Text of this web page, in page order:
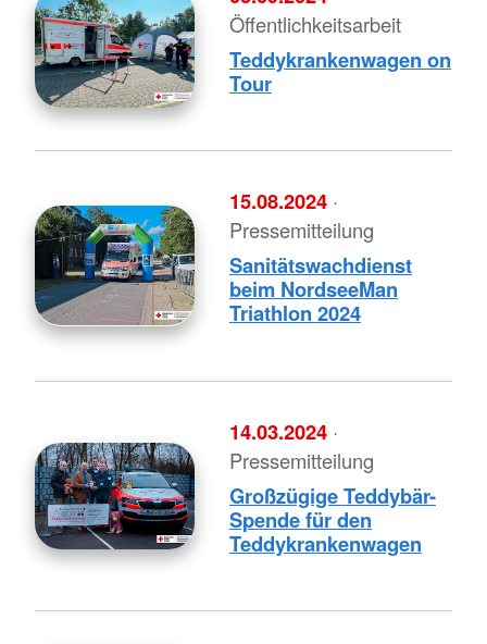
Öffentlichkeitsarbeit
Teddykrankenwagen on
Tour
15.08.2024 ·
Pressemitteilung
Sanitätswachdienst
beim NordseeMan
Triathlon 2024
14.03.2024 ·
Pressemitteilung
Großzügige Teddybär-
Spende für den
Teddykrankenwagen